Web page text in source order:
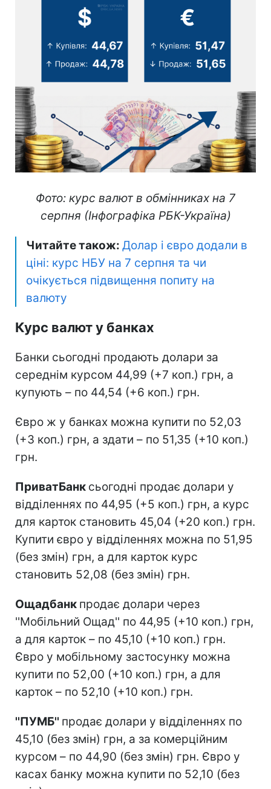
Фото: курс валют в обмінниках на 7
серпня (Інфографіка РБК-Україна)
Читайте також: Долар і євро додали в
ціні: курс НБУ на 7 серпня та чи
очікується підвищення попиту на
валюту
Курс валют у банках
Банки сьогодні продають долари за
середнім курсом 44,99 (+7 коп.) грн, а
купують – по 44,54 (+6 коп.) грн.
Євро ж у банках можна купити по 52,03
(+3 коп.) грн, а здати – по 51,35 (+10 коп.)
грн.
ПриватБанк сьогодні продає долари у
відділеннях по 44,95 (+5 коп.) грн, а курс
для карток становить 45,04 (+20 коп.) грн.
Купити євро у відділеннях можна по 51,95
(без змін) грн, а для карток курс
становить 52,08 (без змін) грн.
Ощадбанк продає долари через
''Мобільний Ощад'' по 44,95 (+10 коп.) грн,
а для карток – по 45,10 (+10 коп.) грн.
Євро у мобільному застосунку можна
купити по 52,00 (+10 коп.) грн, а для
карток – по 52,10 (+10 коп.) грн.
''ПУМБ'' продає долари у відділеннях по
45,10 (без змін) грн, а за комерційним
курсом – по 44,90 (без змін) грн. Євро у
касах банку можна купити по 52,10 (без